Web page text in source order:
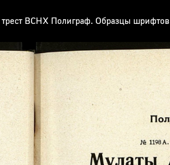
трест ВСНХ Полиграф. Образцы шрифтов